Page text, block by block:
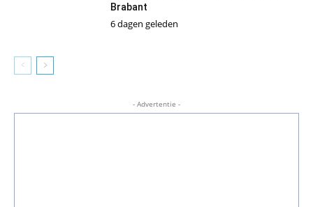
Brabant
6 dagen geleden
- Advertentie -